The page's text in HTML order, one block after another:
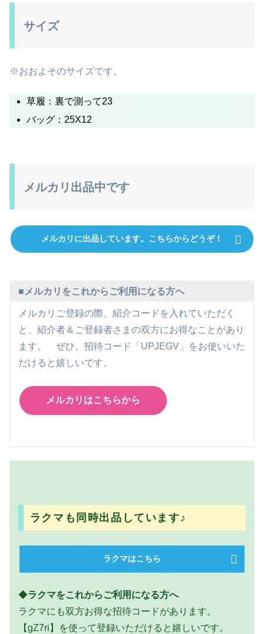
サイズ
※おおよそのサイズです。
草履：裏で測って23
バッグ：25X12
メルカリ出品中です
メルカリに出品しています。こちらからどうぞ！
■メルカリをこれからご利用になる方へ
メルカリご登録の際、紹介コードを入れていただく
と、紹介者＆ご登録者さまの双方にお得なことがあり
ます。 ぜひ、招待コード「UPJEGV」をお使いいた
だけると嬉しいです。
メルカリはこちらから
ラクマも同時出品しています♪
ラクマはこちら
◆ラクマをこれからご利用になる方へ
ラクマにも双方お得な招待コードがあります。
【gZ7ri】を使って登録いただけると嬉しいです。